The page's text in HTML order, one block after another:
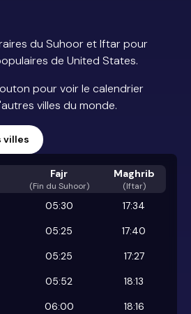
du Suhoor et Iftar pour
de United States.
pour voir le calendrier
villes du monde.
villes
Fajr
(Fin du Suhoor)
Maghrib
(Iftar)
05:30
17:34
05:25
17:40
05:25
17:27
05:52
18:13
06:00
18:16